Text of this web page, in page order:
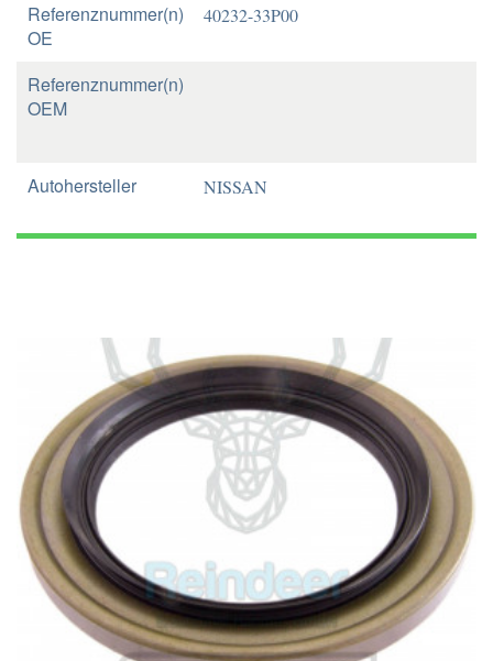
Referenznummer(n)
OE
40232-33P00
Referenznummer(n)
OEM
Autohersteller NISSAN